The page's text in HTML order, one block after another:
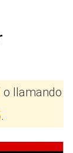
o llamando
.